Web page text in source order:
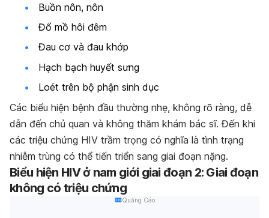
Buồn nôn, nôn
Đổ mồ hôi đêm
Đau cơ và đau khớp
Hạch bạch huyết sưng
Loét trên bộ phận sinh dục
Các biểu hiện bệnh đầu thường nhẹ, không rõ ràng, dễ
dẫn đến chủ quan và không thăm khám bác sĩ. Đến khi
các triệu chứng HIV trầm trọng có nghĩa là tình trạng
nhiễm trùng có thể tiến triển sang giai đoạn nặng.
Biểu hiện HIV ở nam giới giai đoạn 2: Giai đoạn
không có triệu chứng
Quảng Cáo